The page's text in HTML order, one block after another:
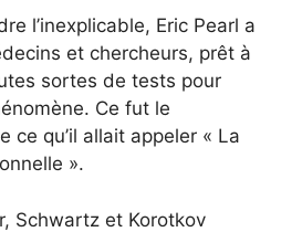
l’inexplicable, Eric Pearl a
et chercheurs, prêt à
sortes de tests pour
Ce fut le
ce qu’il allait appeler « La
».
Schwartz et Korotkov